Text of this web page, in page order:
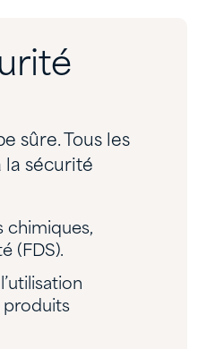
sûre. Tous les
la sécurité
chimiques,
(FDS).
produits